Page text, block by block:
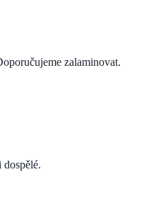
zalaminovat.